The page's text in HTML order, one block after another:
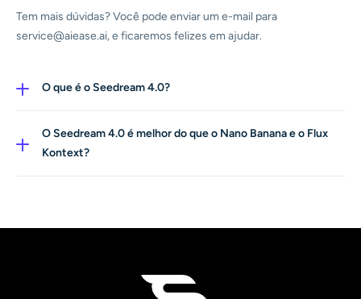
Tem mais dúvidas? Você pode enviar um e-mail para
service@aiease.ai, e ficaremos felizes em ajudar.
O que é o Seedream 4.0?
de IA de última geração. Ele combina geração e edição
em um único modelo, que oferece suporte a edições de
O Seedream 4.0 é melhor do que o Nano Banana e o Flux
Kontext?
prompts que envolvem texto, marca ou elementos de
elogiado pela velocidade e facilidade de uso, e o Flux